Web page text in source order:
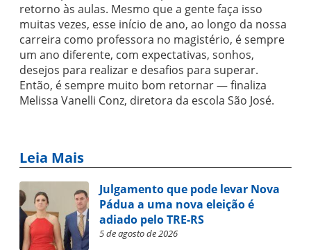
retorno às aulas. Mesmo que a gente faça isso
muitas vezes, esse início de ano, ao longo da nossa
carreira como professora no magistério, é sempre
um ano diferente, com expectativas, sonhos,
desejos para realizar e desafios para superar.
Então, é sempre muito bom retornar — finaliza
Melissa Vanelli Conz, diretora da escola São José.
Leia Mais
Julgamento que pode levar Nova
Pádua a uma nova eleição é
adiado pelo TRE-RS
5 de agosto de 2026